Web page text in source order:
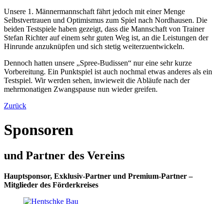
Unsere 1. Männermannschaft fährt jedoch mit einer Menge
Selbstvertrauen und Optimismus zum Spiel nach Nordhausen. Die
beiden Testspiele haben gezeigt, dass die Mannschaft von Trainer
Stefan Richter auf einem sehr guten Weg ist, an die Leistungen der
Hinrunde anzuknüpfen und sich stetig weiterzuentwickeln.
Dennoch hatten unsere „Spree-Budissen“ nur eine sehr kurze
Vorbereitung. Ein Punktspiel ist auch nochmal etwas anderes als ein
Testspiel. Wir werden sehen, inwieweit die Abläufe nach der
mehrmonatigen Zwangspause nun wieder greifen.
Zurück
Sponsoren
und Partner des Vereins
Hauptsponsor, Exklusiv-Partner und Premium-Partner –
Mitglieder des Förderkreises